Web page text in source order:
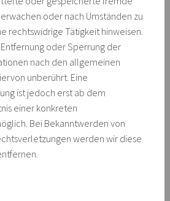
oder nach Umständen zu
rechtswidrige Tätigkeit hinweisen.
oder Sperrung der
nach den allgemeinen
unberührt. Eine
ist jedoch erst ab dem
einer konkreten
Bei Bekanntwerden von
werden wir diese